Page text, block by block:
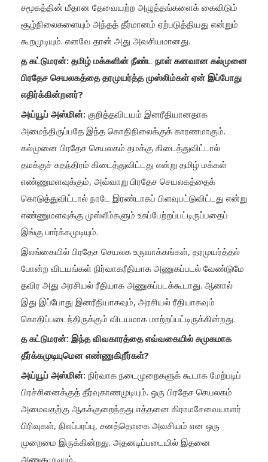
சமூகத்தின் மீதான தேவையற்ற அழுத்தங்களைக் கைவிடும்
சூழ்நிலைகளையும் அந்தத் தீர்மானம் ஏற்படுத்தியது என்றும்
கூறமுடியும். எனவே தான் அது அவசியமானது.
த கட்டுமரன்: தமிழ் மக்களின் நீண்ட நாள் கனவான கல்முனை
பிரதேச செயலகத்தை தரமுயர்த்த முஸ்லிம்கள் ஏன் இப்போது
எதிர்க்கின்றனர்?
அய்யூப் அஸ்மின்: குறித்தவிடயம் இனரீதியானதாக
அமைந்திருப்பதே இந்த கொதிநிலைக்குக் காரணமாகும்.
கல்முனை பிரதேச செயலகம் தமக்கு கிடைத்துவிட்டால்
தமக்குச் சுதந்திரம் கிடைத்துவிட்டது என்று தமிழ் மக்கள்
எண்ணுமளவுக்கும், அவ்வாறு பிரதேச செயலகத்தைக்
கொடுத்துவிட்டால் நாடே இரண்டாகப் பிளவுபட்டுவிட்டது என்று
எண்ணுமளவுக்கு முஸ்லீம்களும் உசுப்பேற்றப்பட்டிருப்பதைப்
இங்கு பார்க்கமுடியும்.
இலங்கையில் பிரதேச செயலக உருவாக்கங்கள், தரமுயர்த்தல்
போன்ற விடயங்கள் நிர்வாகரீதியாக அணுகப்படல் வேண்டுமே
தவிர அது அரசியல் ரீதியாக அணுகப்படக்கூடாது. ஆனால்
இது இப்போது இனரீதியாகவும், அரசியல் ரீதியாகவும்
கொதிப்படைந்திருக்கும் விடயமாக மாற்றப்பட்டிருக்கின்றது.
த கட்டுமரன்: இந்த விவகாரத்தை எவ்வகையில் சுமுகமாக
தீர்க்கமுடியுமென எண்ணுகிறீர்கள்?
அய்யூப் அஸ்மின்: நிர்வாக நடைமுறைகளுக் கூடாக மேற்படிப்
பிரச்சினைக்குத் தீர்வுகாணமுடியும். ஒரு பிரதேச செயலகம்
அமைவதற்கு ஆகக்குறைந்தது எத்தனை கிராமசேவையாளர்
பிரிவுகள், நிலப்பரப்பு, சனத்தொகை அவசியம் என ஒரு
முறைமை இருக்கின்றது. அதனடிப்படையில் இதனை
அணுகமுடியும்,